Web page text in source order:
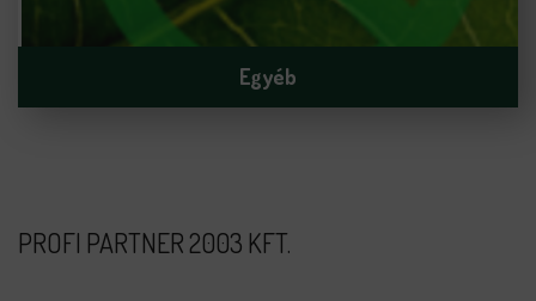
Egyéb
PROFI PARTNER 2003 KFT.